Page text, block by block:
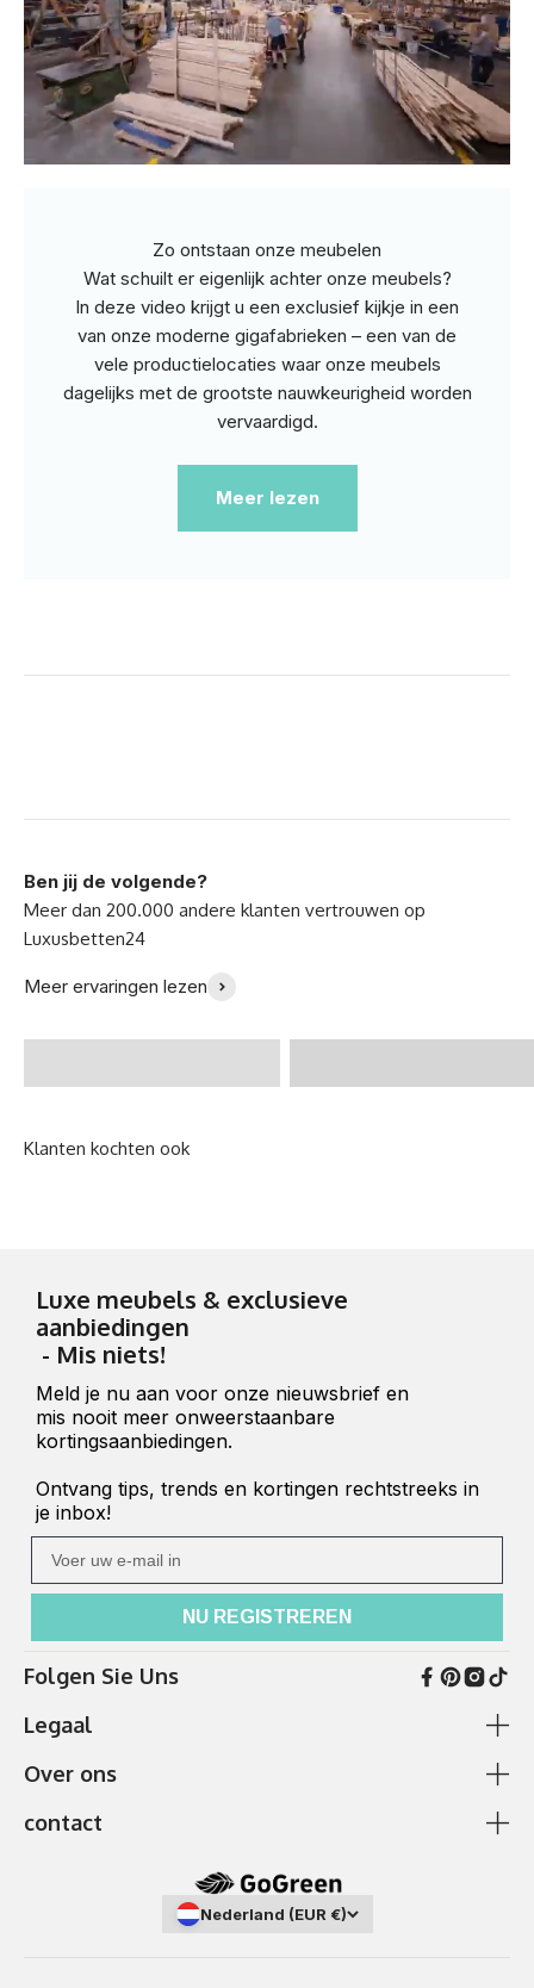
Zo ontstaan onze meubelen
Wat schuilt er eigenlijk achter onze meubels?
In deze video krijgt u een exclusief kijkje in een
van onze moderne gigafabrieken – een van de
vele productielocaties waar onze meubels
dagelijks met de grootste nauwkeurigheid worden
vervaardigd.
Meer lezen
Ben jij de volgende?
Meer ervaringen lezen
bed gevonden! -
Luxe meubels & exclusieve
aanbiedingen
- Mis niets!
Meld je nu aan voor onze nieuwsbrief en
mis nooit meer onweerstaanbare
kortingsaanbiedingen.
Ontvang tips, trends en kortingen rechtstreeks in
je inbox!
NU REGISTREREN
Folgen Sie Uns
Legaal
Algemene voorwaarden en klantinformatie
Cookie beleid
Over ons
betaling en verzending
contact
Telefonische bereikbaarheid:
Nederland (EUR €)